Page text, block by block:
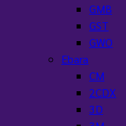
GMB
GST
GWO
Ebara
CM
2CDX
3D